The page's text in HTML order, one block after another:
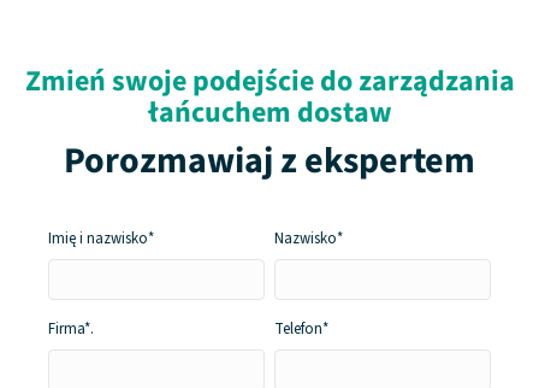
Zmień swoje podejście do zarządzania
łańcuchem dostaw
Porozmawiaj z ekspertem
Imię i nazwisko* Nazwisko*
Firma*. Telefon*